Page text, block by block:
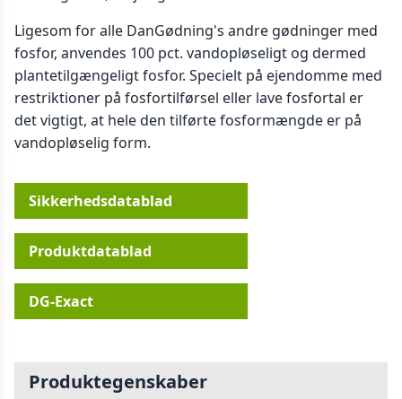
Ligesom for alle DanGødning's andre gødninger med
fosfor, anvendes 100 pct. vandopløseligt og dermed
plantetilgængeligt fosfor. Specielt på ejendomme med
restriktioner på fosfortilførsel eller lave fosfortal er
det vigtigt, at hele den tilførte fosformængde er på
vandopløselig form.
Sikkerhedsdatablad
Produktdatablad
DG-Exact
Produktegenskaber